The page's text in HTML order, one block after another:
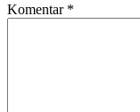
Komentar *